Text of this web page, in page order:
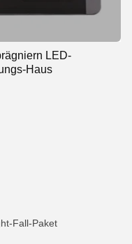
LED-
Haus
Fall-Paket